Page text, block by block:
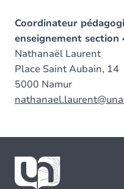
Coordinateur
enseignement section
Nathanaël Laurent
Place Saint Aubain, 14
5000 Namur